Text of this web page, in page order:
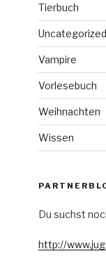
Tierbuch
Uncategorized
Vampire
Vorlesebuch
Weihnachten
Wissen
Du suchst
http://